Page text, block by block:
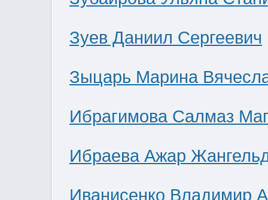
Зуев Даниил Сергеевич
Зыцарь Марина
Ибрагимова Салмаз
Ибраева Ажар
Иванисенко Владимир